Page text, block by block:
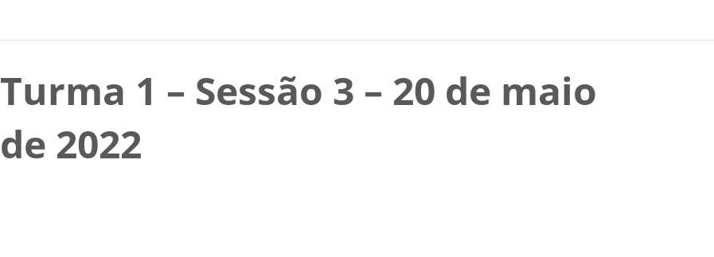
Turma 1 – Sessão 3 – 20 de maio
de 2022